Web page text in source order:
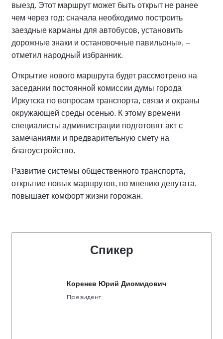
выезд. Этот маршрут может быть открыт не ранее
чем через год: сначала необходимо построить
заездные карманы для автобусов, установить
дорожные знаки и остановочные павильоны», –
отметил народный избранник.
Открытие нового маршрута будет рассмотрено на
заседании постоянной комиссии думы города
Иркутска по вопросам транспорта, связи и охраны
окружающей среды осенью. К этому времени
специалисты администрации подготовят акт с
замечаниями и предварительную смету на
благоустройство.
Развитие системы общественного транспорта,
открытие новых маршрутов, по мнению депутата,
повышает комфорт жизни горожан.
Спикер
Коренев Юрий Диомидович
Президент